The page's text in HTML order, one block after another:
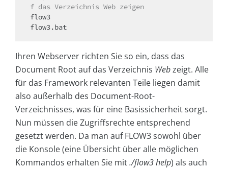
f das Verzeichnis Web zeigen
flow3
flow3.bat
Ihren Webserver richten Sie so ein, dass das
Document Root auf das Verzeichnis Webzeigt. Alle
für das Framework relevanten Teile liegen damit
also außerhalb des Document-Root-
Verzeichnisses, was für eine Basissicherheit sorgt.
Nun müssen die Zugriffsrechte entsprechend
gesetzt werden. Da man auf FLOW3 sowohl über
die Konsole (eine Übersicht über alle möglichen
Kommandos erhalten Sie mit./flow3 help) als auch